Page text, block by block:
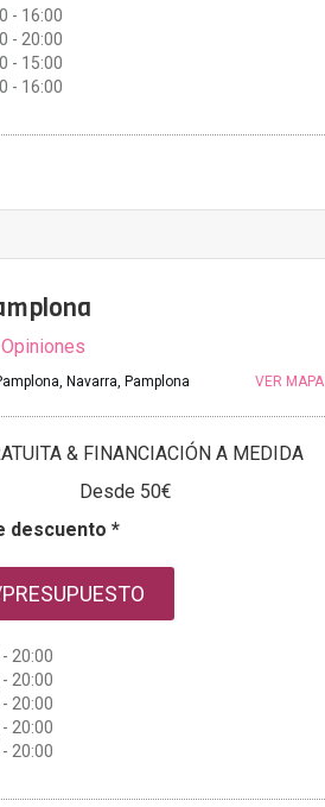
- 16:00
- 20:00
- 15:00
- 16:00
Navarra, Pamplona VER MAPA
& FINANCIACIÓN A MEDIDA
Desde 50€
descuento *
- 20:00
- 20:00
- 20:00
- 20:00
- 20:00